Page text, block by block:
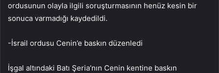
ordusunun olayla ilgili soruşturmasının henüz kesin bir
sonuca varmadığı kaydedildi.
-İsrail ordusu Cenin’e baskın düzenledi
İşgal altındaki Batı Şeria’nın Cenin kentine baskın